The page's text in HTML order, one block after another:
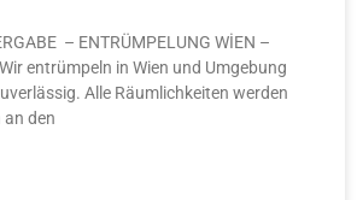
– ENTRÜMPELUNG WİEN –
entrümpeln in Wien und Umgebung
Alle Räumlichkeiten werden
an den